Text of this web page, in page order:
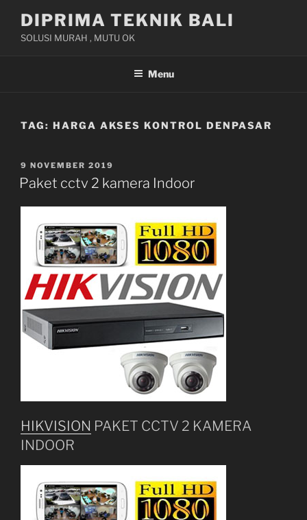
content
DIPRIMA TEKNIK BALI
SOLUSI MURAH , MUTU OK
Menu
TAG: HARGA AKSES KONTROL DENPASAR
POSTED
ON
9 NOVEMBER 2019
Paket cctv 2 kamera Indoor
HIKVISION PAKET CCTV 2 KAMERA
INDOOR